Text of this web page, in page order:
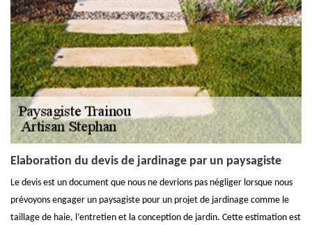
Elaboration du devis de jardinage par un paysagiste
Le devis est un document que nous ne devrions pas négliger lorsque nous
prévoyons engager un paysagiste pour un projet de jardinage comme le
taillage de haie, l’entretien et la conception de jardin. Cette estimation est